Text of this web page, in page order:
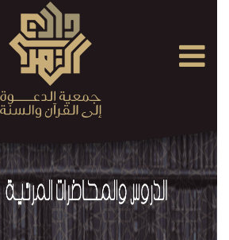
الدروس
والمحاضرات
المسموعة